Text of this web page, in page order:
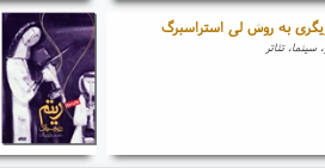
به روش لی استراسبرگ
سینما، تئاتر